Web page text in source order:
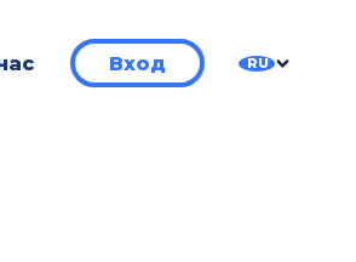
Вход RU